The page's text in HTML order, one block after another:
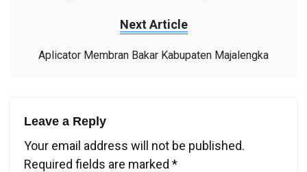
Next Article
Aplicator Membran Bakar Kabupaten Majalengka
Leave a Reply
Your email address will not be published.
Required fields are marked *